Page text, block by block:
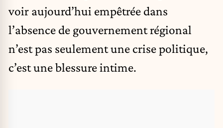
voir aujourd’hui empêtrée dans
l’absence de gouvernement régional
n’est pas seulement une crise politique,
c’est une blessure intime.